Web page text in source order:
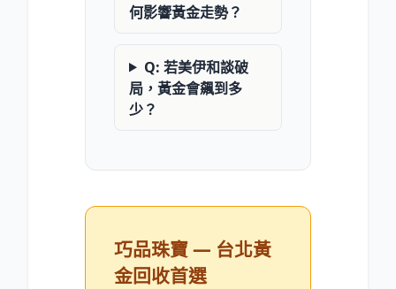
何影響黃金走勢？
Q: 若美伊和談破
局，黃金會飆到多
少？
巧品珠寶 — 台北黃
金回收首選